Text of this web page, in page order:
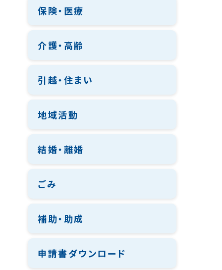
保険・医療
介護・高齢
引越・住まい
地域活動
結婚・離婚
ごみ
補助・助成
申請書ダウンロード